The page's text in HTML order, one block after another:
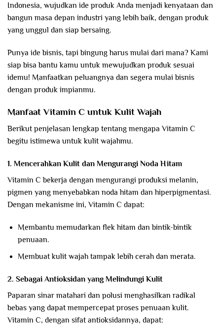
Indonesia, wujudkan ide produk Anda menjadi kenyataan dan
bangun masa depan industri yang lebih baik, dengan produk
yang unggul dan siap bersaing.
Punya ide bisnis, tapi bingung harus mulai dari mana? Kami
siap bisa bantu kamu untuk mewujudkan produk sesuai
idemu! Manfaatkan peluangnya dan segera mulai bisnis
dengan produk impianmu.
Manfaat Vitamin C untuk Kulit Wajah
Berikut penjelasan lengkap tentang mengapa Vitamin C
begitu istimewa untuk kulit wajahmu.
1. Mencerahkan Kulit dan Mengurangi Noda Hitam
Vitamin C bekerja dengan mengurangi produksi melanin,
pigmen yang menyebabkan noda hitam dan hiperpigmentasi.
Dengan mekanisme ini, Vitamin C dapat:
Membantu memudarkan flek hitam dan bintik-bintik
penuaan.
Membuat kulit wajah tampak lebih cerah dan merata.
2. Sebagai Antioksidan yang Melindungi Kulit
Paparan sinar matahari dan polusi menghasilkan radikal
bebas yang dapat mempercepat proses penuaan kulit.
Vitamin C, dengan sifat antioksidannya, dapat: